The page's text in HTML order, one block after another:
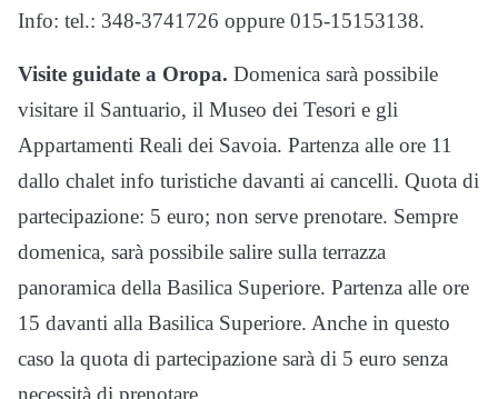
Info: tel.: 348-3741726 oppure 015-15153138.
Visite guidate a Oropa. Domenica sarà possibile
visitare il Santuario, il Museo dei Tesori e gli
Appartamenti Reali dei Savoia. Partenza alle ore 11
dallo chalet info turistiche davanti ai cancelli. Quota di
partecipazione: 5 euro; non serve prenotare. Sempre
domenica, sarà possibile salire sulla terrazza
panoramica della Basilica Superiore. Partenza alle ore
15 davanti alla Basilica Superiore. Anche in questo
caso la quota di partecipazione sarà di 5 euro senza